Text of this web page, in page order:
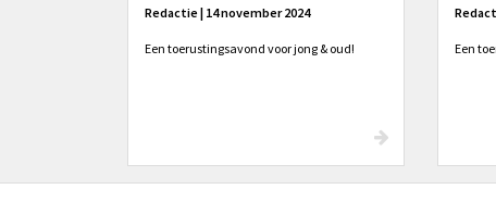
Redactie | 14 november 2024
Een toerustingsavond voor jong & oud! Een